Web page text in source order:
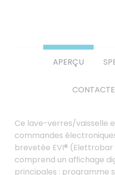
APERÇU
Ce lave-verres/vaisselle
commandes
brevetée EVI®
comprend un afﬁchage
principales : programme